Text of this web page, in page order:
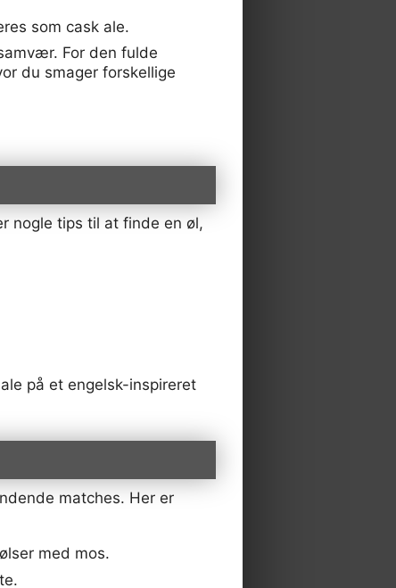
som cask ale.
For den fulde
du smager forskellige
nogle tips til at finde en øl,
på et engelsk-inspireret
matches. Her er
med mos.